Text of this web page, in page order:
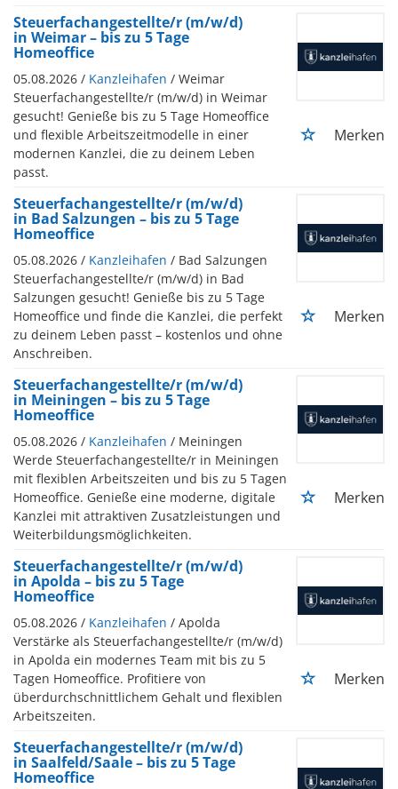
Steuerfachangestellte/r (m/w/d)
in Weimar – bis zu 5 Tage
Homeoffice
05.08.2026 / Kanzleihafen / Weimar
Steuerfachangestellte/r (m/w/d) in Weimar
gesucht! Genieße bis zu 5 Tage Homeoffice
und flexible Arbeitszeitmodelle in einer
modernen Kanzlei, die zu deinem Leben
passt.
Merken
Steuerfachangestellte/r (m/w/d)
in Bad Salzungen – bis zu 5 Tage
Homeoffice
05.08.2026 / Kanzleihafen / Bad Salzungen
Steuerfachangestellte/r (m/w/d) in Bad
Salzungen gesucht! Genieße bis zu 5 Tage
Homeoffice und finde die Kanzlei, die perfekt
zu deinem Leben passt – kostenlos und ohne
Anschreiben.
Merken
Steuerfachangestellte/r (m/w/d)
in Meiningen – bis zu 5 Tage
Homeoffice
05.08.2026 / Kanzleihafen / Meiningen
Werde Steuerfachangestellte/r in Meiningen
mit flexiblen Arbeitszeiten und bis zu 5 Tagen
Homeoffice. Genieße eine moderne, digitale
Kanzlei mit attraktiven Zusatzleistungen und
Weiterbildungsmöglichkeiten.
Merken
Steuerfachangestellte/r (m/w/d)
in Apolda – bis zu 5 Tage
Homeoffice
05.08.2026 / Kanzleihafen / Apolda
Verstärke als Steuerfachangestellte/r (m/w/d)
in Apolda ein modernes Team mit bis zu 5
Tagen Homeoffice. Profitiere von
überdurchschnittlichem Gehalt und flexiblen
Arbeitszeiten.
Merken
Steuerfachangestellte/r (m/w/d)
in Saalfeld/Saale – bis zu 5 Tage
Homeoffice